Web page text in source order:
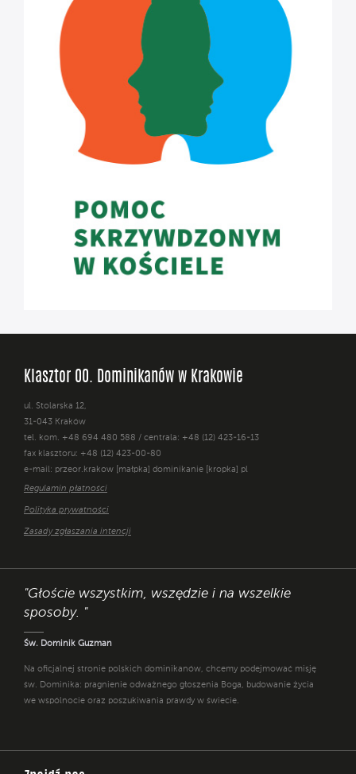
Klasztor OO. Dominikanów w Krakowie
ul. Stolarska 12,
31-043 Kraków
tel. kom. +48 694 480 588 / centrala: +48 (12) 423-16-13
fax klasztoru: +48 (12) 423-00-80
e-mail: przeor.krakow [małpka] dominikanie [kropka] pl
Regulamin płatności
Polityka prywatności
Zasady zgłaszania intencji
"Głoście wszystkim, wszędzie i na wszelkie
sposoby. "
Św. Dominik Guzman
Na oficjalnej stronie polskich dominikanów, chcemy podejmować misję
św. Dominika: pragnienie odważnego głoszenia Boga, budowanie życia
we wspólnocie oraz poszukiwania prawdy w świecie.